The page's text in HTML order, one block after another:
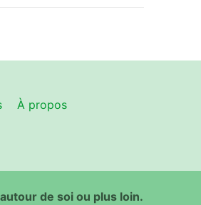
À propos
de soi ou plus loin.